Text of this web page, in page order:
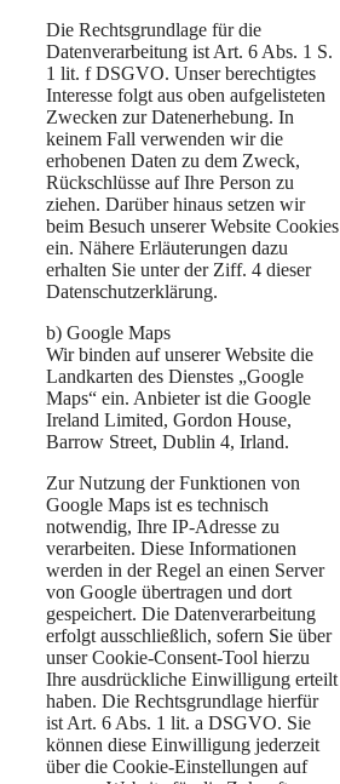
Die Rechtsgrundlage für die
Datenverarbeitung ist Art. 6 Abs. 1 S.
1 lit. f DSGVO. Unser berechtigtes
Interesse folgt aus oben aufgelisteten
Zwecken zur Datenerhebung. In
keinem Fall verwenden wir die
erhobenen Daten zu dem Zweck,
Rückschlüsse auf Ihre Person zu
ziehen. Darüber hinaus setzen wir
beim Besuch unserer Website Cookies
ein. Nähere Erläuterungen dazu
erhalten Sie unter der Ziff. 4 dieser
Datenschutzerklärung.
b) Google Maps
Wir binden auf unserer Website die
Landkarten des Dienstes „Google
Maps“ ein. Anbieter ist die Google
Ireland Limited, Gordon House,
Barrow Street, Dublin 4, Irland.
Zur Nutzung der Funktionen von
Google Maps ist es technisch
notwendig, Ihre IP-Adresse zu
verarbeiten. Diese Informationen
werden in der Regel an einen Server
von Google übertragen und dort
gespeichert. Die Datenverarbeitung
erfolgt ausschließlich, sofern Sie über
unser Cookie-Consent-Tool hierzu
Ihre ausdrückliche Einwilligung erteilt
haben. Die Rechtsgrundlage hierfür
ist Art. 6 Abs. 1 lit. a DSGVO. Sie
können diese Einwilligung jederzeit
über die Cookie-Einstellungen auf